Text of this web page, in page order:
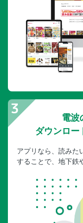
電波
ダウンロー
アプリなら、読みた
することで、地下鉄